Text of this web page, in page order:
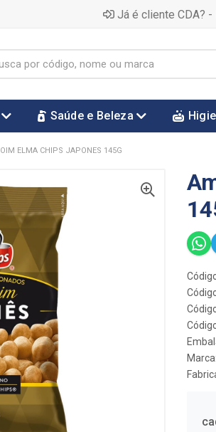
Já é cliente CDA? -
Saúde e Beleza
ELMA CHIPS JAPONES 145G
Marca: